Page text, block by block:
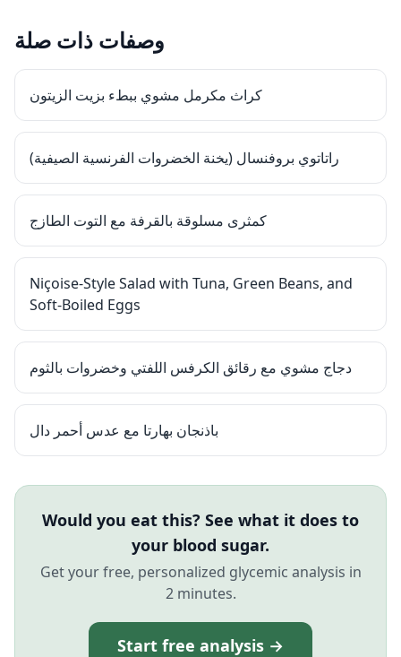
وصفات ذات صلة
كراث مكرمل مشوي ببطء بزيت الزيتون
راتاتوي بروفنسال (يخنة الخضروات الفرنسية الصيفية)
كمثرى مسلوقة بالقرفة مع التوت الطازج
Niçoise-Style Salad with Tuna, Green Beans, and
Soft-Boiled Eggs
دجاج مشوي مع رقائق الكرفس اللفتي وخضروات بالثوم
باذنجان بهارتا مع عدس أحمر دال
Would you eat this? See what it does to
your blood sugar.
Get your free, personalized glycemic analysis in
2 minutes.
Start free analysis →